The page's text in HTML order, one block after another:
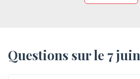
Questions sur le 7 juin